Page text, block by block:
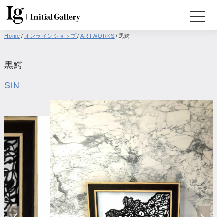
Home / オンラインショップ/ ARTWORKS / 黒鰐
黒鰐
SiN